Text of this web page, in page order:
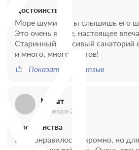
Достоинства
Море шумит и ты слышишь его
Это очень яркое, настоящее
Старинный Красивый санаторий
и много, много цветов!
Показать весь отзыв
Марат
02 января 2026
Достоинства
Всё понравилось, скромно, но